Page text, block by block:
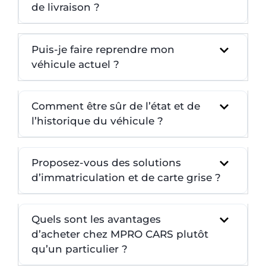
de livraison ?
Puis-je faire reprendre mon
véhicule actuel ?
Comment être sûr de l’état et de
l’historique du véhicule ?
Proposez-vous des solutions
d’immatriculation et de carte grise ?
Quels sont les avantages
d’acheter chez MPRO CARS plutôt
qu’un particulier ?